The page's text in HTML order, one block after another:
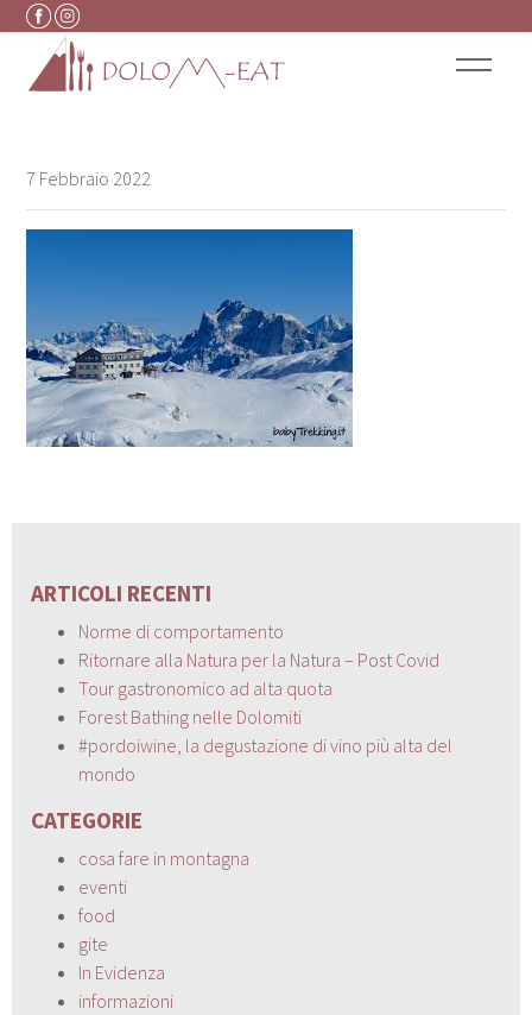
Vai al contenuto
7 Febbraio 2022
ARTICOLI RECENTI
Norme di comportamento
Ritornare alla Natura per la Natura – Post Covid
Tour gastronomico ad alta quota
Forest Bathing nelle Dolomiti
#pordoiwine, la degustazione di vino più alta del
mondo
CATEGORIE
cosa fare in montagna
eventi
food
gite
In Evidenza
informazioni